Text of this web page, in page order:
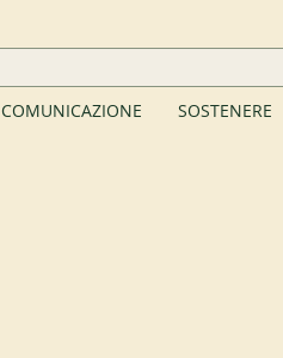
COMUNICAZIONE SOSTENERE